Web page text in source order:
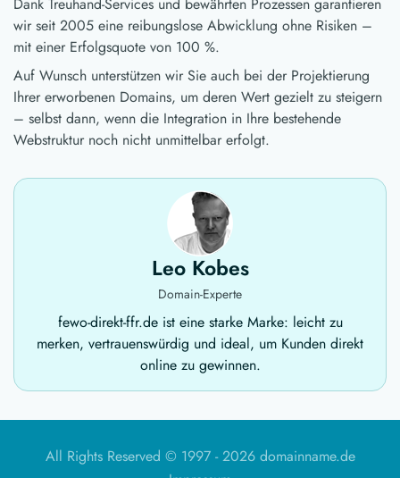
Dank Treuhand-Services und bewährten Prozessen garantieren
wir seit 2005 eine reibungslose Abwicklung ohne Risiken –
mit einer Erfolgsquote von 100 %.
Auf Wunsch unterstützen wir Sie auch bei der Projektierung
Ihrer erworbenen Domains, um deren Wert gezielt zu steigern
– selbst dann, wenn die Integration in Ihre bestehende
Webstruktur noch nicht unmittelbar erfolgt.
Leo Kobes
Domain-Experte
fewo-direkt-ffr.de ist eine starke Marke: leicht zu
merken, vertrauenswürdig und ideal, um Kunden direkt
online zu gewinnen.
All Rights Reserved © 1997 -2026 domainname.de